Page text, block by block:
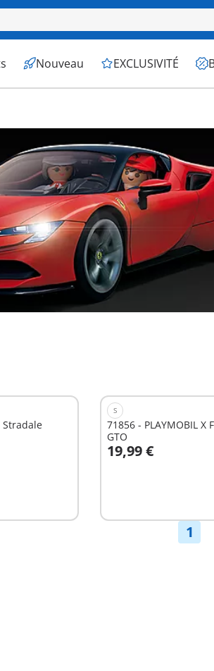
Nouveau EXCLUSIVITÉ
Stradale
S
71856 - PLAYMOBIL X
GTO
19,99 €
1